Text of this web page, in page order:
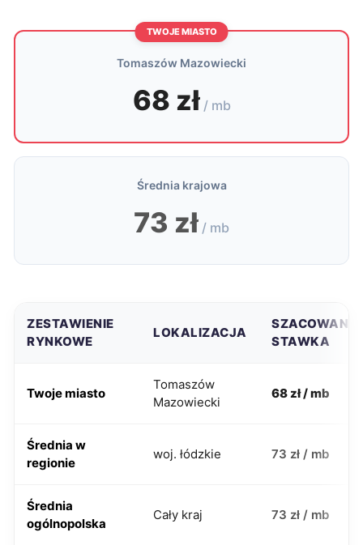
TWOJE MIASTO
Tomaszów Mazowiecki
68 zł / mb
Średnia krajowa
73 zł / mb
ZESTAWIENIE
RYNKOWE
LOKALIZACJA
SZACOWANA
STAWKA
Twoje miasto
Tomaszów
Mazowiecki
68 zł / mb
Średnia w
regionie
woj. łódzkie 73 zł / mb
Średnia
ogólnopolska
Cały kraj 73 zł / mb